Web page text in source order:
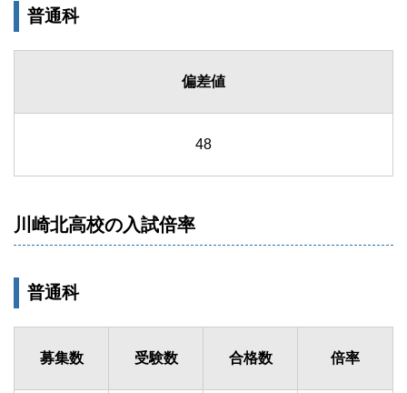
普通科
偏差値
48
川崎北高校の入試倍率
普通科
募集数 受験数 合格数 倍率